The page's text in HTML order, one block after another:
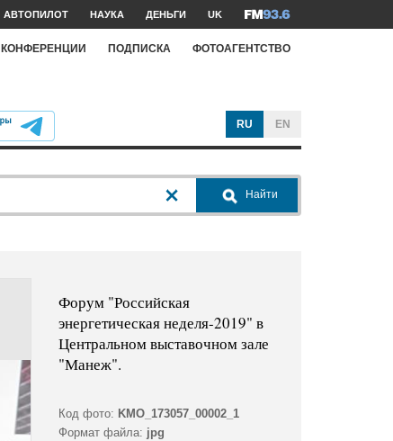
АВТОПИЛОТ НАУКА ДЕНЬГИ UK
КОНФЕРЕНЦИИ ПОДПИСКА ФОТОАГЕНТСТВО
RU EN
Найти
Форум "Российская
энергетическая неделя-2019" в
Центральном выставочном зале
"Манеж".
Код фото: KMO_173057_00002_1
Формат файла: jpg